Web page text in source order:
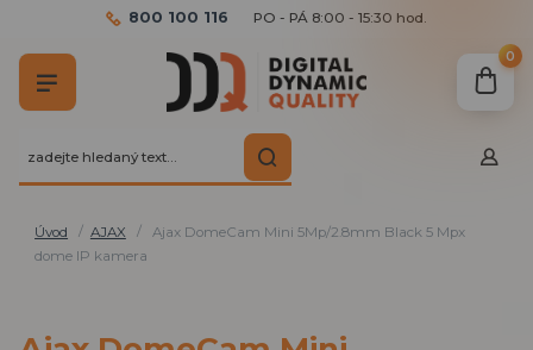
800 100 116 PO - PÁ 8:00 - 15:30 hod.
0
Úvod AJAX
Ajax DomeCam Mini 5Mp/2.8mm Black 5 Mpx
dome IP kamera